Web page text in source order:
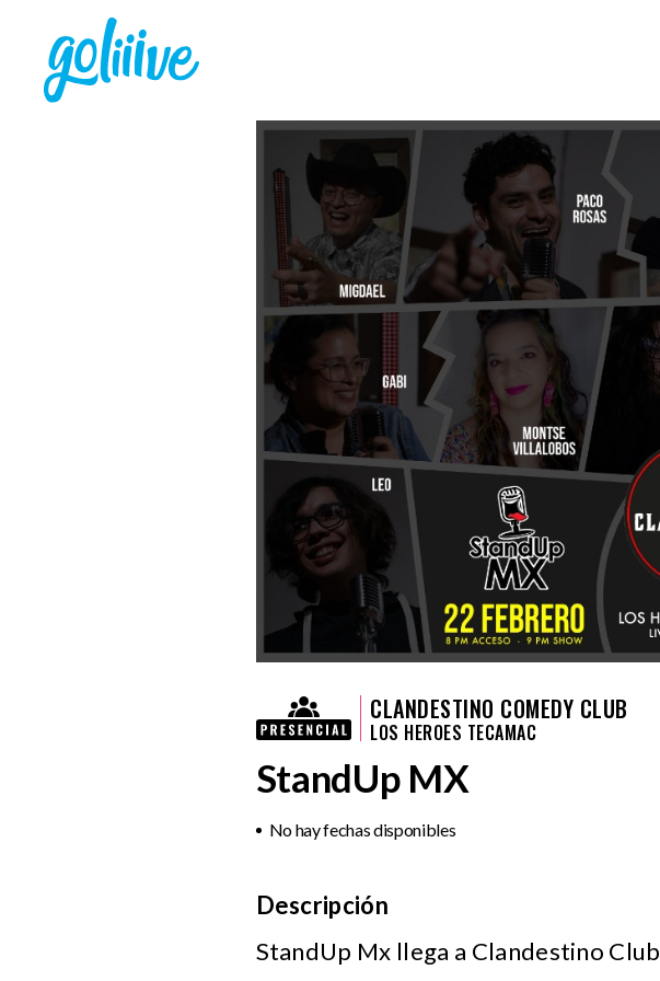
CLANDESTINO COMEDY CLUB
LOS HEROES TECAMAC
StandUp MX
No hay fechas disponibles
Descripción
StandUp Mx llega a Clandestino Club